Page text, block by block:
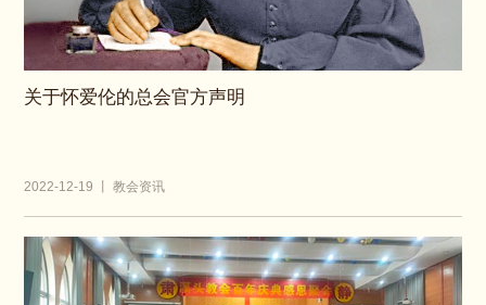
关于怀爱伦的总会官方声明
2022-12-19 丨 教会资讯